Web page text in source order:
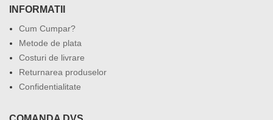
INFORMATII
Cum Cumpar?
Metode de plata
Costuri de livrare
Returnarea produselor
Confidentialitate